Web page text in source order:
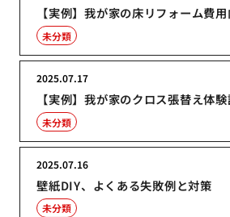
【実例】我が家の床リフォーム費用
未分類
【実例】我が家のクロス張替え体
2025.07.17
未分類
壁紙DIY、よくある失敗例と対策
2025.07.16
未分類